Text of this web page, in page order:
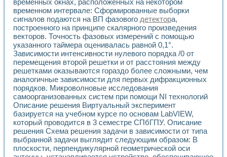
Разработка программного обеспечения с
Использование технологий NATIONAL INSTRUMENTS
Оборудование для промышленной термотрансферной
Автоматизация реометрических исследований на базе
Применение измерителя иммитанса для исследова¬ния
Исследование электромагнитных переходных процессов
Стенд для исследования электрических переходных
Автоматизация контроля сварных швов на базе
Измерительный контроль с применением
Моделирование надежности и эффективности систем
Лабораторные практикумы и учебные стенды
Автоматизация лабораторного стенда по измерению
Автоматизированные лабораторные комплексы для
Виртуальный прибор для исследования нелинейных
Использование виртуальных приборов в процесе
Использование программ ELECTRONICS WORKBENCH-
временных окнах, расположенных на некотором
временном интервале: Сформированные выборки
сигналов подаются на ВП фазового детектора,
построенного на принципе скалярного произведения
векторов. Точность фазовых измерений с помощью
указанного таймера оценивалась равной 0,1°.
Зависимости интенсивности нулевого порядка /0 от
перемещения второй решетки и от расстояния между
решетками оказываются гораздо более сложными, чем
аналогичные зависимости для первых дифракционных
порядков. Микроволновые исследования
самоорганизованных систем при помощи NI технологий
Описание решения Виртуальный эксперимент
базируется на учебном курсе по основам LabVIEW,
который проводится в 3 семестре СПбГПУ. Описание
решения Схема решения задачи в зависимости от типа
выбранной задачи выглядит следующим образом: В
плоскости, перпендикулярной геометрической оси